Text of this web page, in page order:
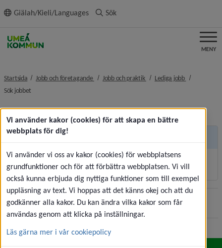
innehållet
Giälah/Kieli/Languages Sök
MENY
Startsida Jobb och företagande nivå i brödsmulenavigeringen
Jobb och praktik nivå i
Lediga jobb nivå i
Sök jobbet
Andra sidor
Korttidsvikariat och sommarjobb
Sidan uppdaterades2026-07-30 Dela
Vi använder kakor (cookies) för att skapa en bättre
webbplats för dig!
Vi använder vi oss av kakor (cookies) för webbplatsens
grundfunktioner och för att förbättra webbplatsen. Vi vill
också kunna erbjuda dig nyttiga funktioner som till exempel
uppläsning av text. Vi hoppas att det känns okej och att du
godkänner alla kakor. Du kan ändra vilka kakor som får
användas genom att klicka på inställningar.
Läs gärna mer i vår cookiepolicy